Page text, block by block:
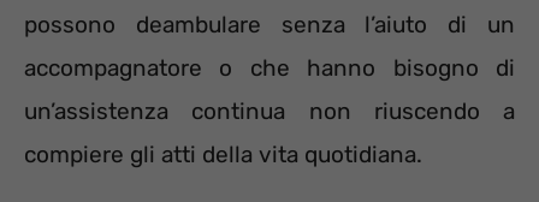
possono deambulare senza l’aiuto di un
accompagnatore o che hanno bisogno di
un’assistenza continua non riuscendo a
compiere gli atti della vita quotidiana.